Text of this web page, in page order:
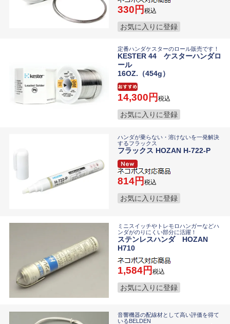
330 税込
お気に入りに登録
定番ハンダケスターのロール販売です！
KESTER 44 ケスターハンダロ
ール
16OZ.（454g）
14,300 税込
お気に入りに登録
ハンダが乗らない・溶けないを一発解決
するフラックス
フラックス HOZAN H-722-P
814 税込
お気に入りに登録
ミニスイッチやトレモロハンガーなどハ
ンダがのりにくい部分に活躍！
ステンレスハンダ HOZAN
H710
1,584 税込
お気に入りに登録
音響機器の配線材として高い評価を得て
いるBELDEN